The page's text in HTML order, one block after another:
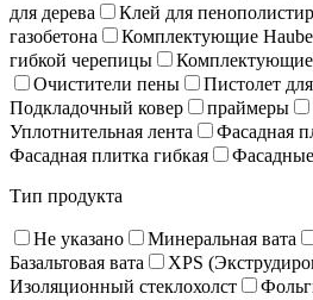
для дерева
Клей для
газобетона
Комплектующие
гибкой черепицы
Комплектующие
Очистители пены
Пистолет
Подкладочный ковер
праймеры
Уплотнительная лента
Фасадная
Фасадная плитка гибкая
Тип продукта
Не указано Минеральная вата
Базальтовая вата
XPS
Изоляционный стеклохолст